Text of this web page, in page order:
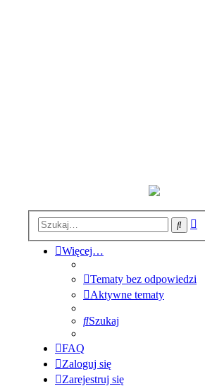
Szukaj
Więcej…
Tematy bez odpowiedzi
Aktywne tematy
Szukaj
FAQ
Zaloguj się
Zarejestruj się